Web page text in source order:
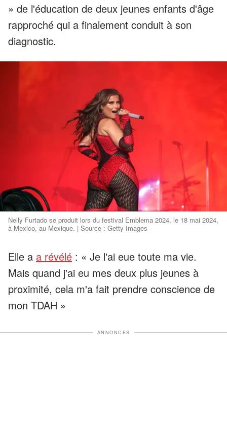
» de l'éducation de deux jeunes enfants d'âge
rapproché qui a finalement conduit à son
diagnostic.
Nelly Furtado se produit lors du festival Emblema 2024, le 18 mai 2024,
à Mexico, au Mexique. | Source : Getty Images
Elle a a révélé : « Je l'ai eue toute ma vie.
Mais quand j'ai eu mes deux plus jeunes à
proximité, cela m'a fait prendre conscience de
mon TDAH »
ANNONCES